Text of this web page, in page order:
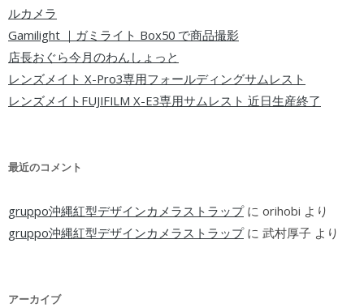
ルカメラ
Gamilight ｜ガミライト Box50 で商品撮影
店長おぐら今月のわんしょっと
レンズメイト X-Pro3専用フォールディングサムレスト
レンズメイトFUJIFILM X-E3専用サムレスト 近日生産終了
最近のコメント
gruppo沖縄紅型デザインカメラストラップに orihobi より
gruppo沖縄紅型デザインカメラストラップに 武村厚子 より
アーカイブ